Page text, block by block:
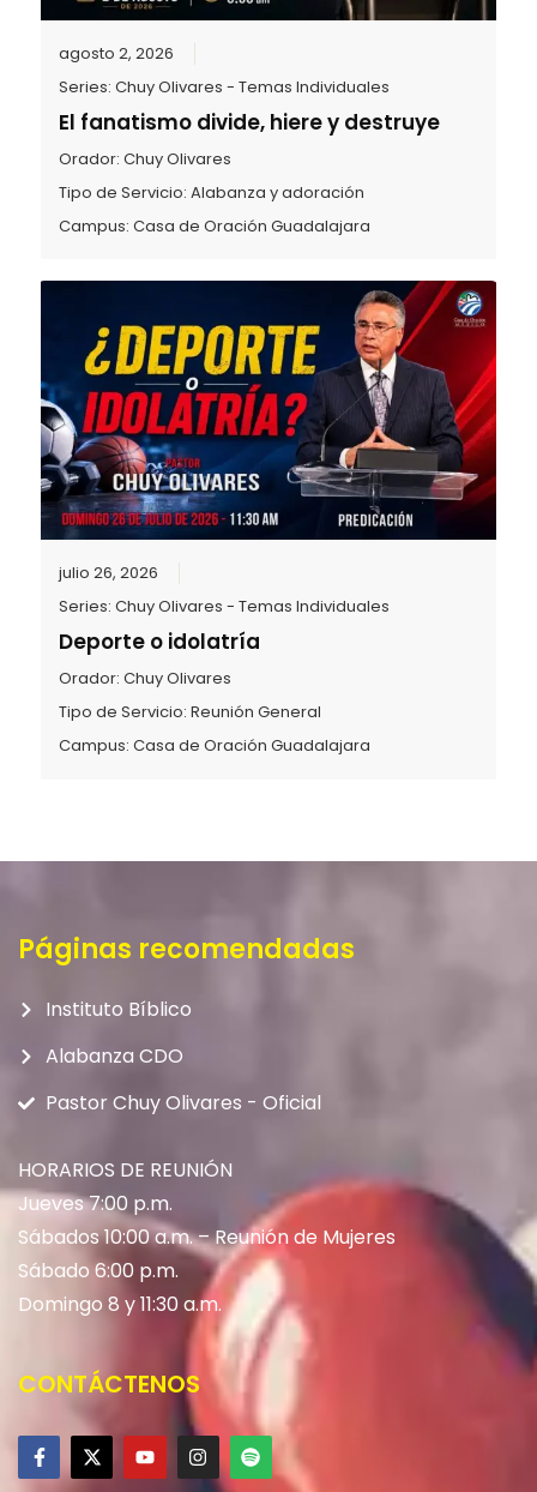
agosto 2, 2026
Series:Chuy Olivares - Temas Individuales
El fanatismo divide, hiere y destruye
Orador:Chuy Olivares
Tipo de Servicio:Alabanza y adoración
Campus:Casa de Oración Guadalajara
julio 26, 2026
Series:Chuy Olivares - Temas Individuales
Deporte o idolatría
Orador:Chuy Olivares
Tipo de Servicio:Reunión General
Campus:Casa de Oración Guadalajara
Páginas recomendadas
Instituto Bíblico
Alabanza CDO
Pastor Chuy Olivares - Oficial
HORARIOS DE REUNIÓN
Jueves 7:00 p.m.
Sábados 10:00 a.m. – Reunión de Mujeres
Sábado 6:00 p.m.
Domingo 8 y 11:30 a.m.
CONTÁCTENOS